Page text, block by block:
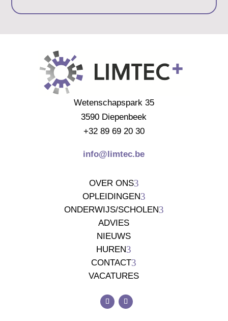
Wetenschapspark 35
3590 Diepenbeek
+32 89 69 20 30
info@limtec.be
OVER ONS3
OPLEIDINGEN3
ONDERWIJS/SCHOLEN3
ADVIES
NIEUWS
HUREN3
CONTACT3
VACATURES